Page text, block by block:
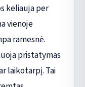
keliauja per
vienoje
ramesnė.
pristatymas
laikotarpį. Tai